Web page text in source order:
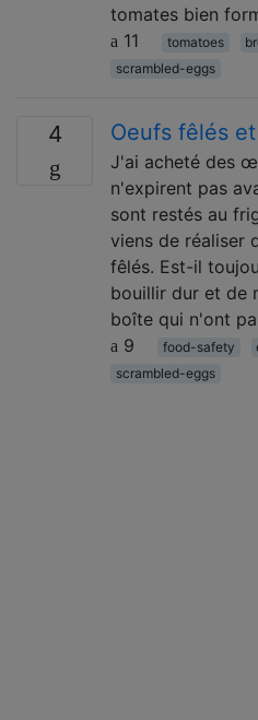
tomates bien
11
tomatoes
scrambled-eggs
4 Oeufs fêlés
J'ai acheté des
n'expirent pas
sont restés au
viens de réaliser
fêlés. Est-il
bouillir dur et de
boîte qui n'ont
9
food-safety
scrambled-eggs